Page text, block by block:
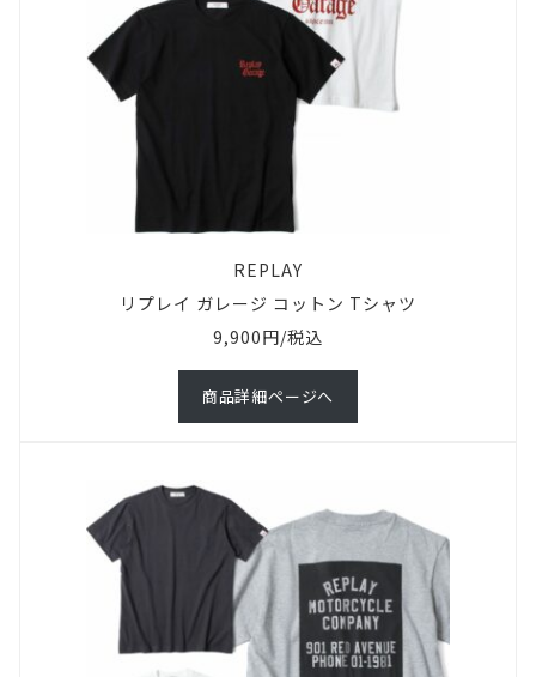
REPLAY
リプレイ ガレージ コットン Tシャツ
9,900円/税込
商品詳細ページへ